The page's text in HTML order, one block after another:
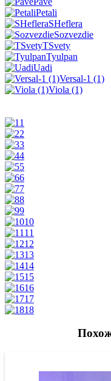
Petali
SHeflera
Sozvezdie
TSvety
Tyulpan
Uadi
Versal-1 (1)
Viola (1)
1
2
3
4
5
6
7
8
9
10
11
12
13
14
15
16
17
18